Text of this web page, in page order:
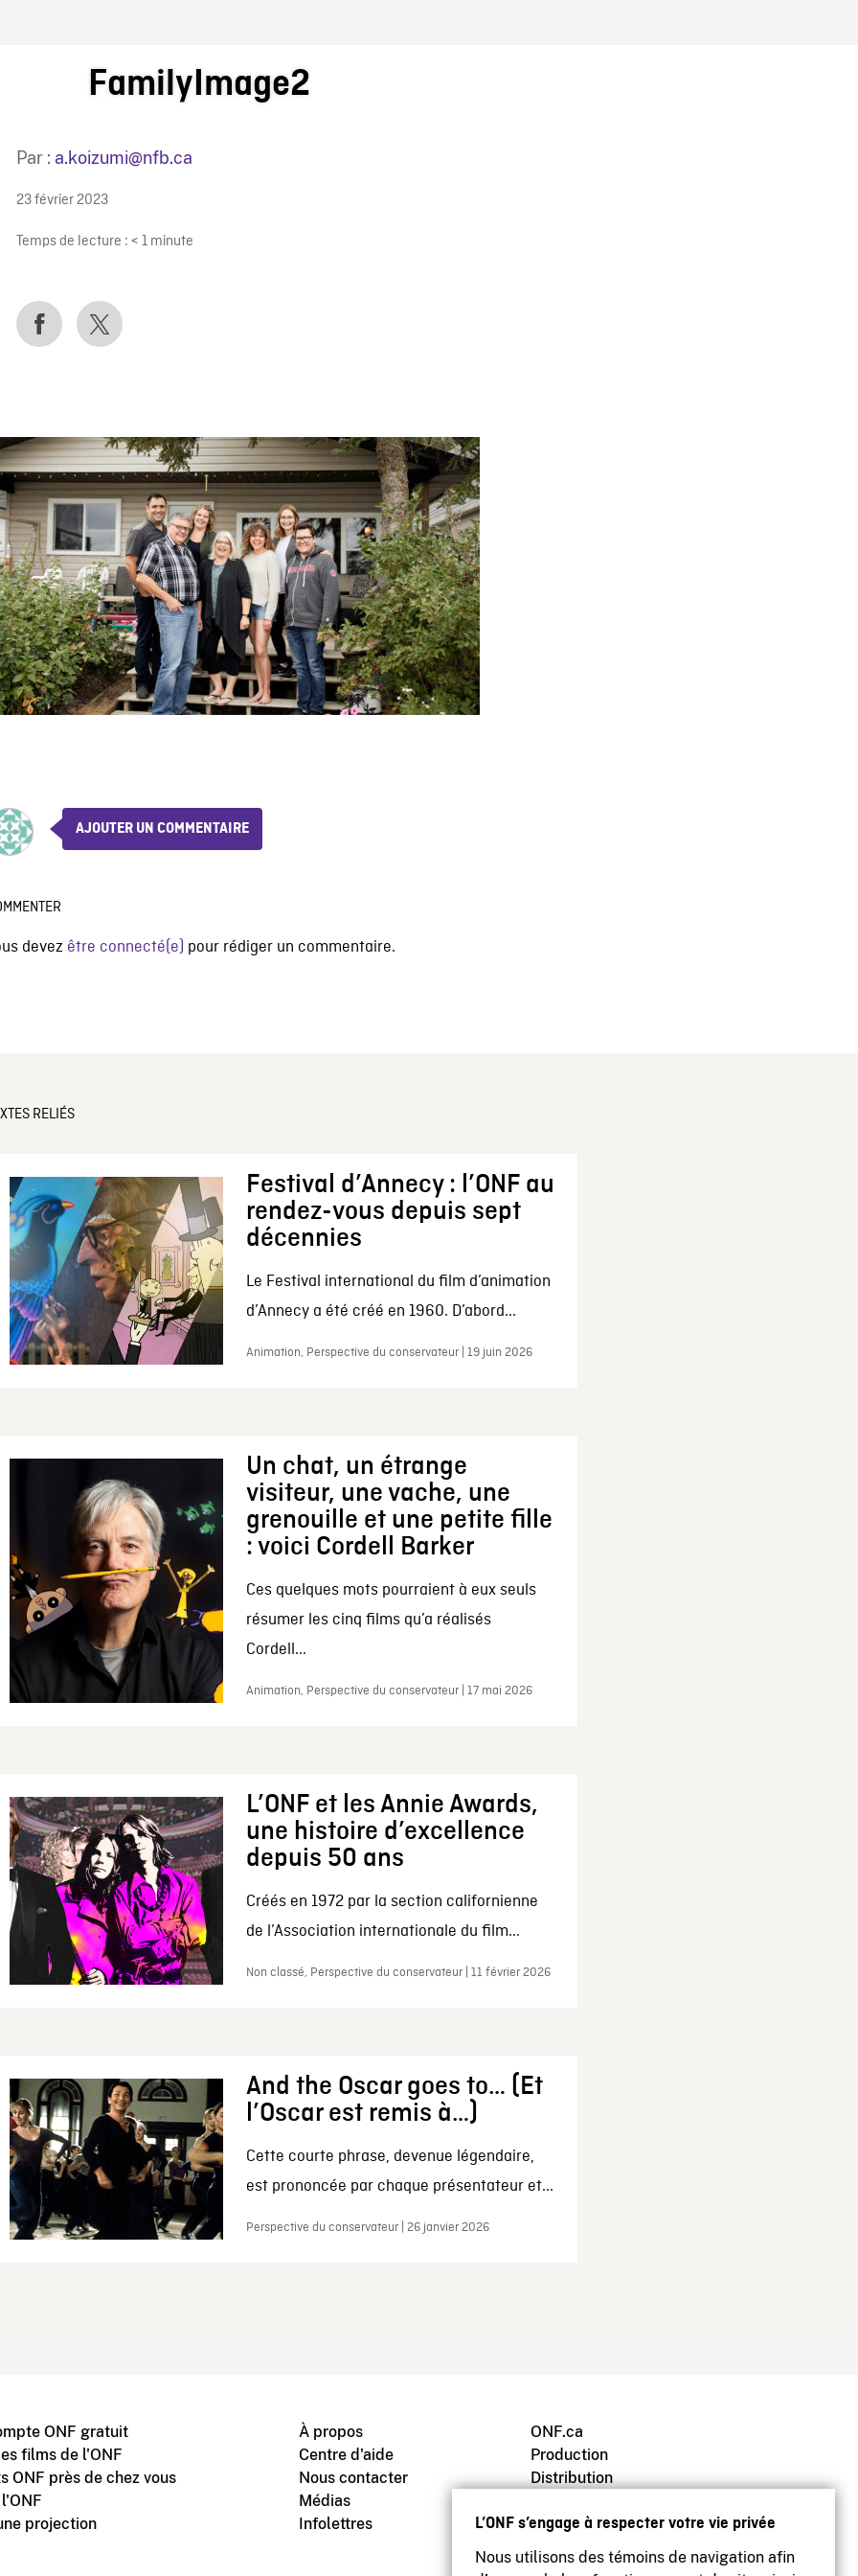
L’ONF s’engage à respecter votre vie privée
Nous utilisons des témoins de navigation afin
ONF
FamilyImage2
Par : a.koizumi@nfb.ca
23 février 2023
Temps de lecture : < 1 minute
AJOUTER UN COMMENTAIRE
devez être connecté(e) pour rédiger un commentaire.
RELIÉS
Festival d’Annecy : l’ONF au
rendez-vous depuis sept
décennies
Le Festival international du film d’animation
d’Annecy a été créé en 1960. D’abord...
Animation, Perspective du conservateur | 19 juin 2026
Un chat, un étrange
visiteur, une vache, une
grenouille et une petite fille
: voici Cordell Barker
Ces quelques mots pourraient à eux seuls
résumer les cinq films qu’a réalisés
Cordell...
Animation, Perspective du conservateur | 17 mai 2026
L’ONF et les Annie Awards,
une histoire d’excellence
depuis 50 ans
Créés en 1972 par la section californienne
de l’Association internationale du film...
Non classé, Perspective du conservateur | 11 février 2026
And the Oscar goes to… (Et
l’Oscar est remis à…)
Cette courte phrase, devenue légendaire,
est prononcée par chaque présentateur et...
Perspective du conservateur | 26 janvier 2026
ONF gratuit
films de l'ONF
ONF près de chez vous
projection
À propos
Centre d'aide
Nous contacter
Médias
Infolettres
ONF.ca
Production
Distribution
Archives